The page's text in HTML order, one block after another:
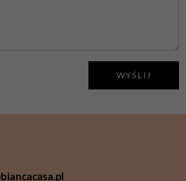
WYŚLIJ